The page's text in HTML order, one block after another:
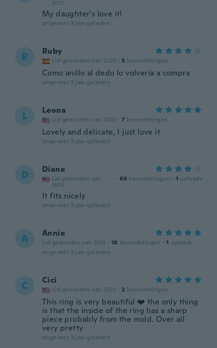
2017
My daughter's love it!
ongeveer 3 jaar geleden
R Ruby
Lid geworden van 2023 · 5 beoordelingen
Como anillo al dedo lo volvería a compra
ongeveer 3 jaar geleden
L Leona
Lid geworden van 2022 · 7 beoordelingen
Lovely and delicate, I just love it
ongeveer 3 jaar geleden
D Diane
Lid geworden van
2015
· 66 beoordelingen · 1 uploads
It fits nicely
ongeveer 3 jaar geleden
A Annie
Lid geworden van 2012 · 18 beoordelingen · 1 uploads
ongeveer 3 jaar geleden
C Cici
Lid geworden van 2022 · 2 beoordelingen
This ring is very beautiful ❤️ the only thing
is that the inside of the ring has a sharp
piece probably from the mold. Over all
very pretty
ongeveer 3 jaar geleden